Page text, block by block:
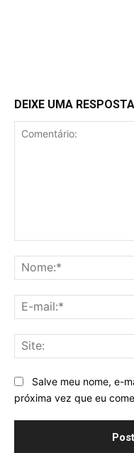
DEIXE UMA RESPOSTA
Salve meu nome, e-
próxima vez que eu